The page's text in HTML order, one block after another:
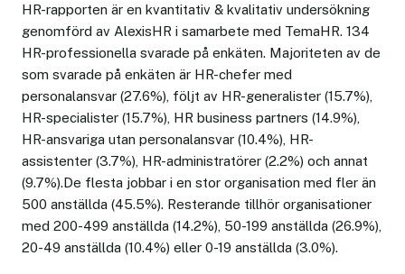
HR-rapporten är en kvantitativ & kvalitativ undersökning
genomförd av AlexisHR i samarbete med TemaHR. 134
HR-professionella svarade på enkäten. Majoriteten av de
som svarade på enkäten är HR-chefer med
personalansvar (27.6%), följt av HR-generalister (15.7%),
HR-specialister (15.7%), HR business partners (14.9%),
HR-ansvariga utan personalansvar (10.4%), HR-
assistenter (3.7%), HR-administratörer (2.2%) och annat
(9.7%).De flesta jobbar i en stor organisation med fler än
500 anställda (45.5%). Resterande tillhör organisationer
med 200-499 anställda (14.2%), 50-199 anställda (26.9%),
20-49 anställda (10.4%) eller 0-19 anställda (3.0%).